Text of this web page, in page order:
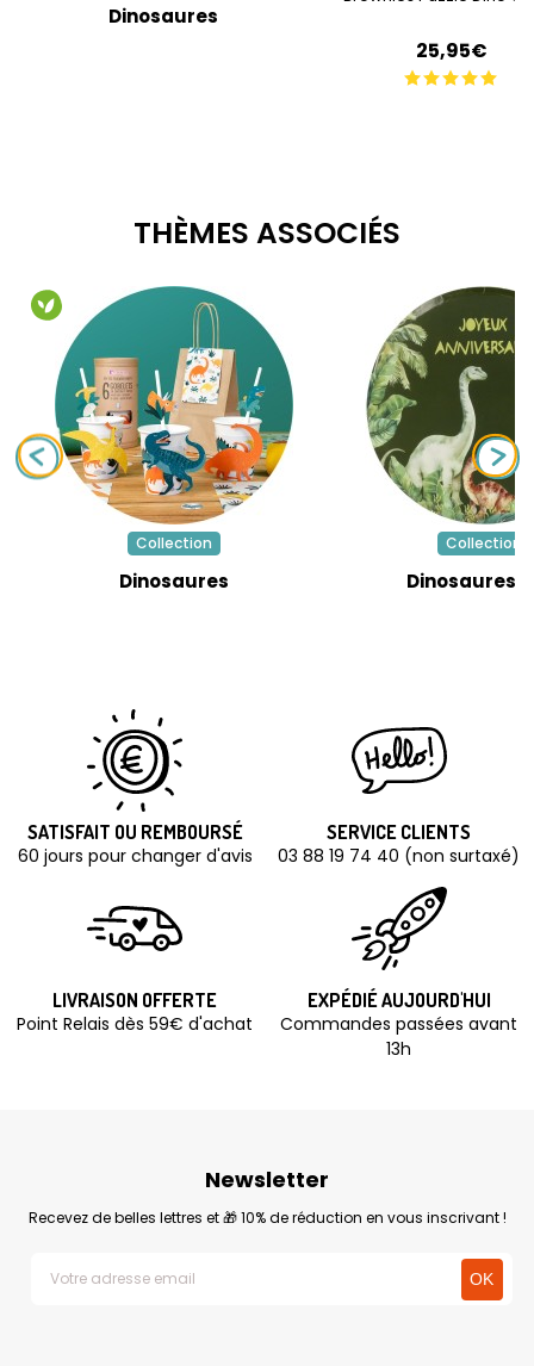
Dinosaures
25,95€
THÈMES ASSOCIÉS
Collection
Dinosaures
Collection
Dinosaures
SATISFAIT OU REMBOURSÉ
60 jours pour changer d'avis
SERVICE CLIENTS
03 88 19 74 40 (non surtaxé)
LIVRAISON OFFERTE
Point Relais dès 59€ d'achat
EXPÉDIÉ AUJOURD'HUI
Commandes passées avant
13h
Newsletter
Recevez de belles lettres et 🎁 10% de réduction en vous inscrivant !